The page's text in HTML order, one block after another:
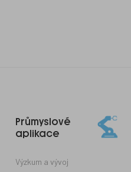
do
Průmyslové
aplikace
Výzkum a vývoj